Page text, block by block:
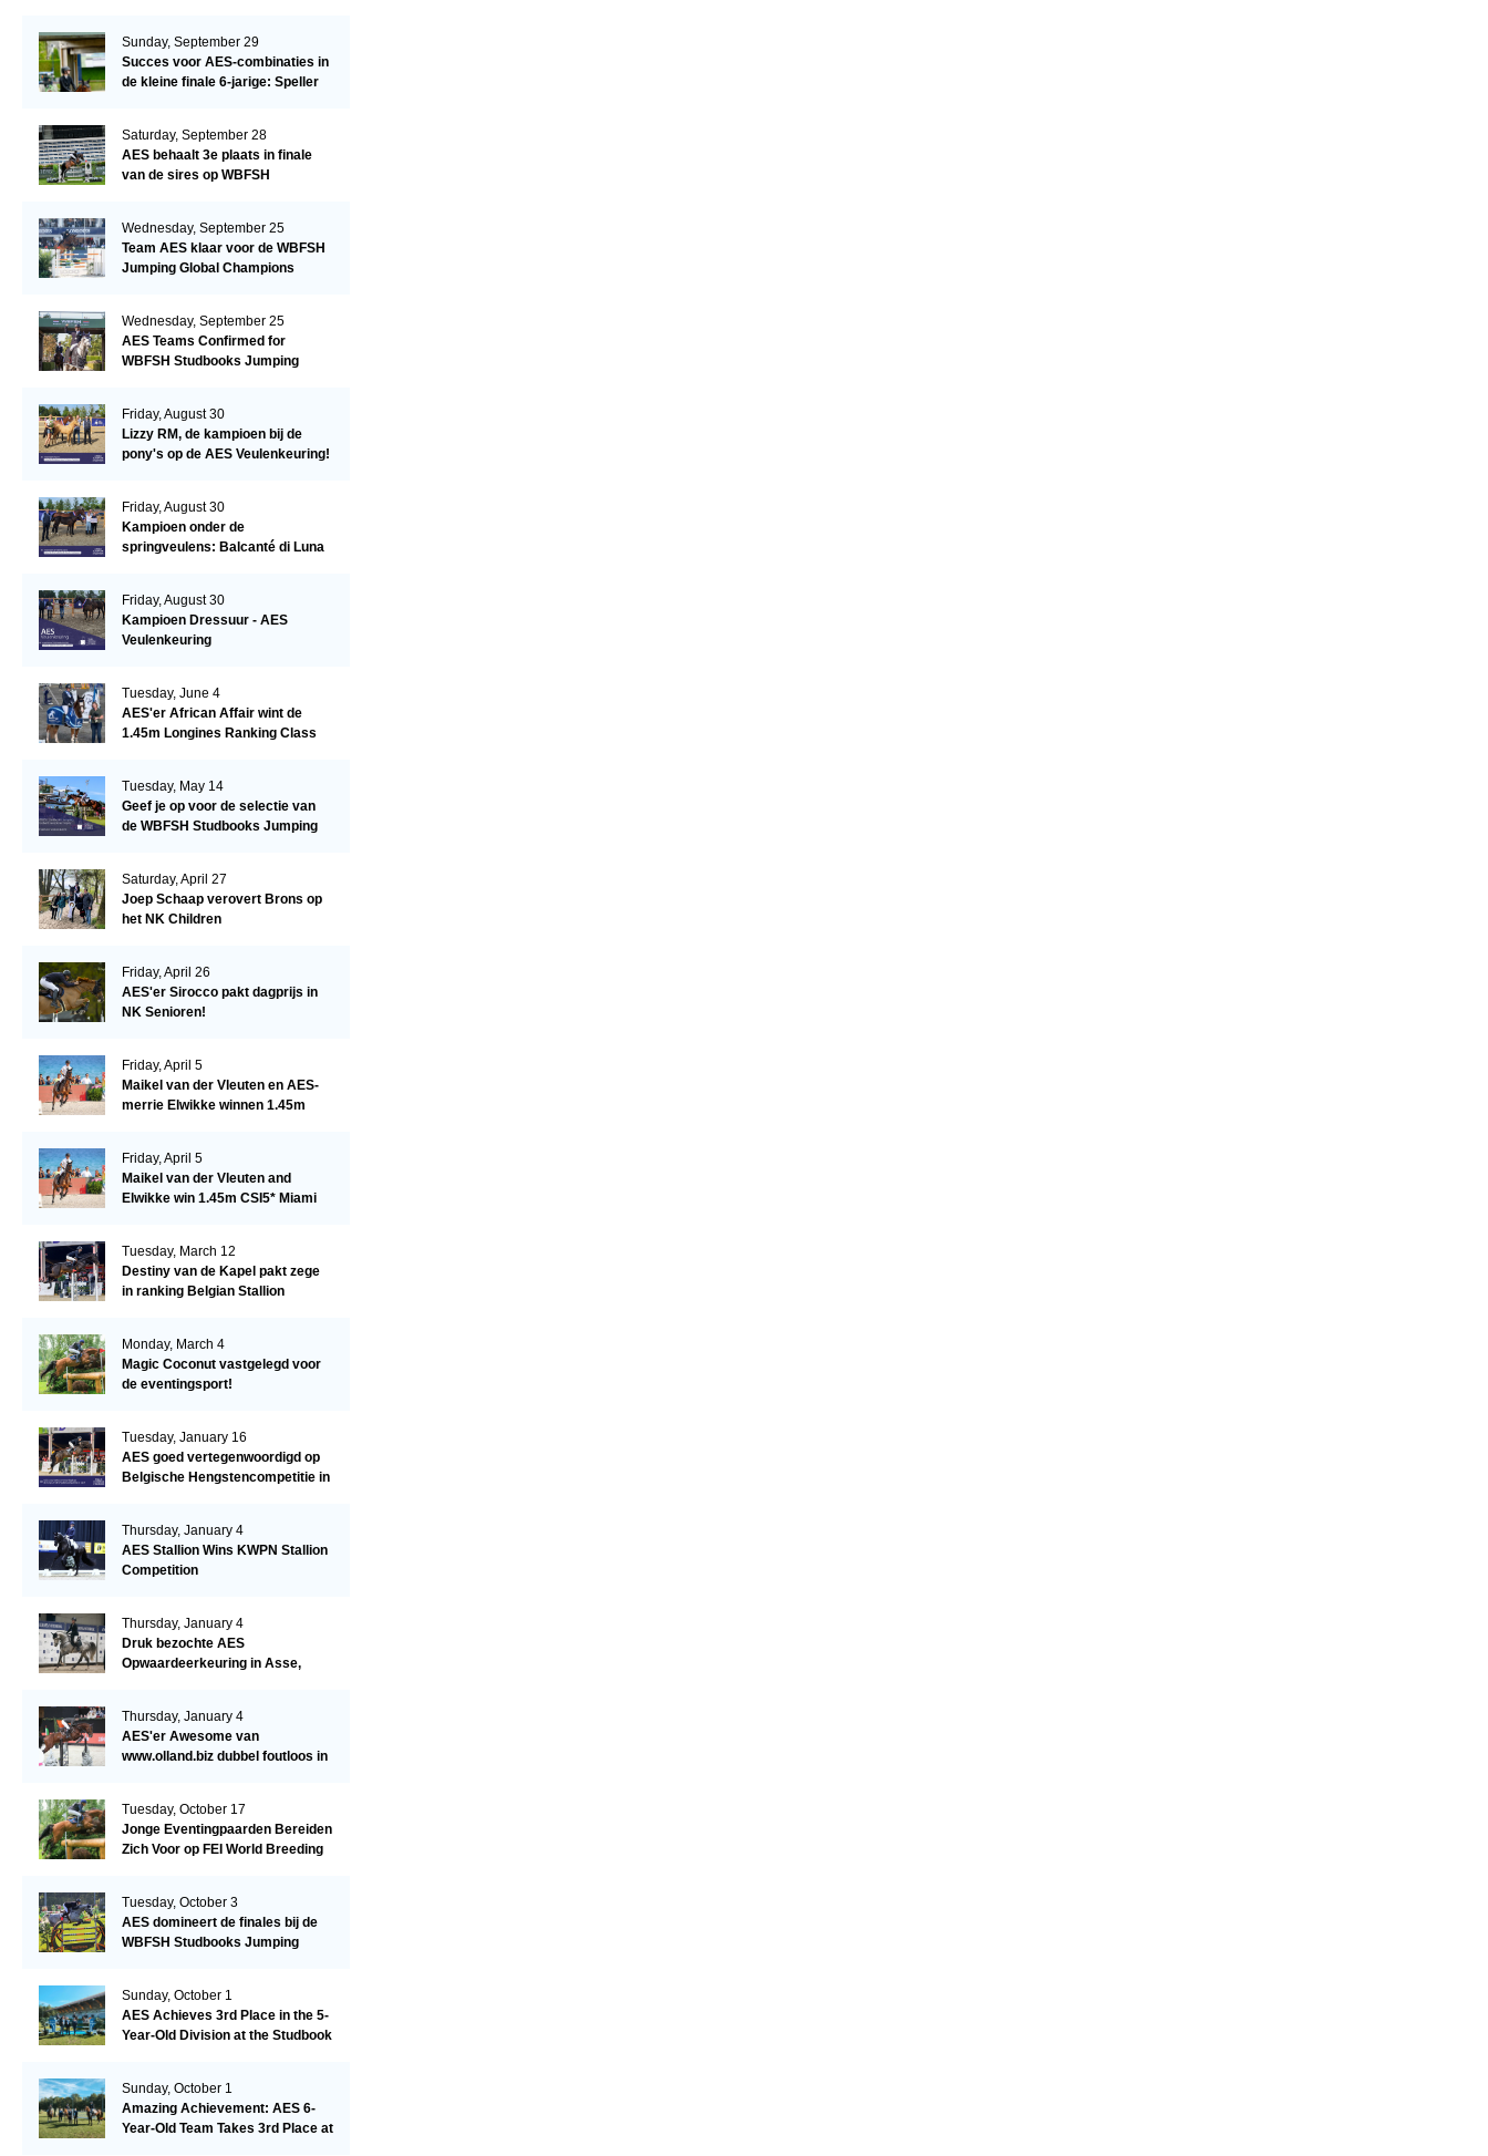
Sunday, September 29
Succes voor AES-combinaties in
de kleine finale 6-jarige: Speller
Saturday, September 28
AES behaalt 3e plaats in finale
van de sires op WBFSH
Wednesday, September 25
Team AES klaar voor de WBFSH
Jumping Global Champions
Wednesday, September 25
AES Teams Confirmed for
WBFSH Studbooks Jumping
Friday, August 30
Lizzy RM, de kampioen bij de
pony's op de AES Veulenkeuring!
Friday, August 30
Kampioen onder de
springveulens: Balcanté di Luna
Friday, August 30
Kampioen Dressuur - AES
Veulenkeuring
Tuesday, June 4
AES'er African Affair wint de
1.45m Longines Ranking Class
Tuesday, May 14
Geef je op voor de selectie van
de WBFSH Studbooks Jumping
Saturday, April 27
Joep Schaap verovert Brons op
het NK Children
Friday, April 26
AES'er Sirocco pakt dagprijs in
NK Senioren!
Friday, April 5
Maikel van der Vleuten en AES-
merrie Elwikke winnen 1.45m
Friday, April 5
Maikel van der Vleuten and
Elwikke win 1.45m CSI5* Miami
Tuesday, March 12
Destiny van de Kapel pakt zege
in ranking Belgian Stallion
Monday, March 4
Magic Coconut vastgelegd voor
de eventingsport!
Tuesday, January 16
AES goed vertegenwoordigd op
Belgische Hengstencompetitie in
Thursday, January 4
AES Stallion Wins KWPN Stallion
Competition
Thursday, January 4
Druk bezochte AES
Opwaardeerkeuring in Asse,
Thursday, January 4
AES'er Awesome van
www.olland.biz dubbel foutloos in
Tuesday, October 17
Jonge Eventingpaarden Bereiden
Zich Voor op FEI World Breeding
Tuesday, October 3
AES domineert de finales bij de
WBFSH Studbooks Jumping
Sunday, October 1
AES Achieves 3rd Place in the 5-
Year-Old Division at the Studbook
Sunday, October 1
Amazing Achievement: AES 6-
Year-Old Team Takes 3rd Place at